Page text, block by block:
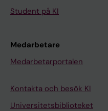
Student på KI
Medarbetare
Medarbetarportalen
Kontakta och besök KI
Universitetsbiblioteket